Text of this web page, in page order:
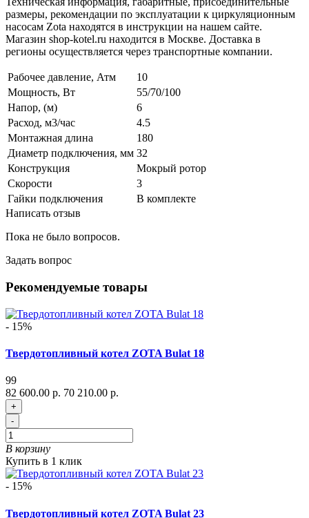
размеры, рекомендации по эксплуатации к циркуляционным
насосам Zota находятся в инструкции на нашем сайте.
Магазин shop-kotel.ru находится в Москве. Доставка в
регионы осуществляется через транспортные компании.
Рабочее давление, Атм
10
Мощность, Вт
55/70/100
Напор, (м)
6
Расход, м3/час
4.5
Монтажная длина
180
Диаметр подключения, мм 32
Конструкция
Мокрый ротор
Скорости
3
Гайки подключения
В комплекте
Написать отзыв
Пока не было вопросов.
Задать вопрос
Рекомендуемые товары
- 15%
Твердотопливный котел ZOTA Bulat 18
99
82 600.00 р. 70 210.00 р.
+
-
В корзину
Купить в 1 клик
- 15%
Твердотопливный котел ZOTA Bulat 23